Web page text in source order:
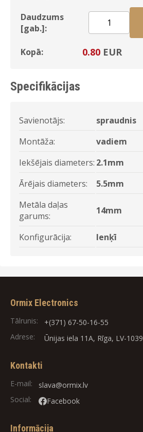
Daudzums
[gab.]:
Kopā: 0.80 EUR
Specifikācijas
Savienotājs:
spraudnis
Montāža:
vadiem
Iekšējais diameters: 2.1mm
Ārējais diameters:
5.5mm
Metāla daļas
garums:
14mm
Konfigurācija: lenķī
Ormix Electronics
Tālrunis:
+(371) 67-50-16-55
Adrese:
Ūnijas iela 11A, Rīga, LV-1039
Kontakti
E-mail:
slava@ormix.lv
Social:
Facebook
Informācija